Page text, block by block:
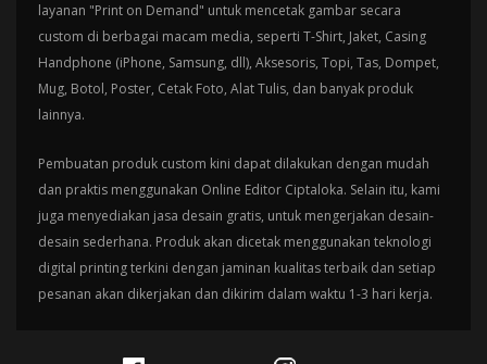
layanan "Print on Demand" untuk mencetak gambar secara
custom di berbagai macam media, seperti T-Shirt, Jaket, Casing
Handphone (iPhone, Samsung, dll), Aksesoris, Topi, Tas, Dompet,
Mug, Botol, Poster, Cetak Foto, Alat Tulis, dan banyak produk
lainnya.
Pembuatan produk custom kini dapat dilakukan dengan mudah
dan praktis menggunakan Online Editor Ciptaloka. Selain itu, kami
juga menyediakan jasa desain gratis, untuk mengerjakan desain-
desain sederhana. Produk akan dicetak menggunakan teknologi
digital printing terkini dengan jaminan kualitas terbaik dan setiap
pesanan akan dikerjakan dan dikirim dalam waktu 1-3 hari kerja.